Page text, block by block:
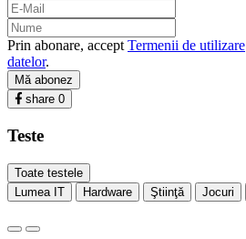
Prin abonare, accept Termenii de utilizare
datelor.
Mă abonez
share 0
Teste
Toate testele
Lumea IT
Hardware Ştiinţă Jocuri